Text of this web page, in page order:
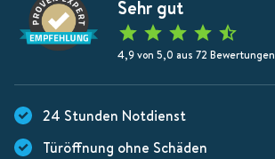
Sehr gut
4,9 von 5,0 aus 72 Bewertungen
24 Stunden Notdienst
Türöffnung ohne Schäden